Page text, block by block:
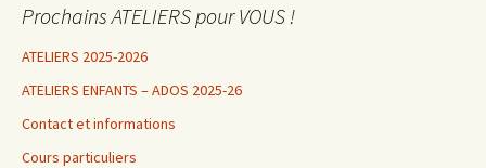
Prochains ATELIERS pour VOUS !
ATELIERS 2025-2026
ATELIERS ENFANTS – ADOS 2025-26
Contact et informations
Cours particuliers